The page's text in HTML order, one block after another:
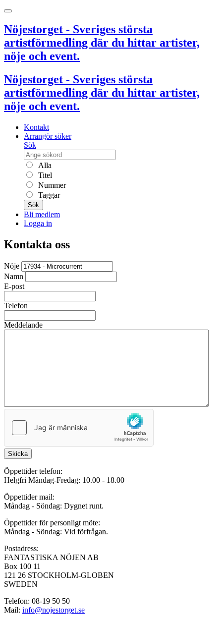
Nöjestorget - Sveriges största
artistförmedling där du hittar artister,
nöje och event.
Nöjestorget - Sveriges största
artistförmedling där du hittar artister,
nöje och event.
Kontakt
Arrangör söker
Sök
Alla
Titel
Nummer
Taggar
Sök
Bli medlem
Logga in
Kontakta oss
Nöje
Namn
E-post
Telefon
Meddelande
Skicka
Öppettider telefon:
Helgfri Måndag-Fredag: 10.00 - 18.00
Öppettider mail:
Måndag - Söndag: Dygnet runt.
Öppettider för personligt möte:
Måndag - Söndag: Vid förfrågan.
Postadress:
FANTASTISKA NÖJEN AB
Box 100 11
121 26 STOCKHOLM-GLOBEN
SWEDEN
Telefon: 08-19 50 50
Mail: info@nojestorget.se